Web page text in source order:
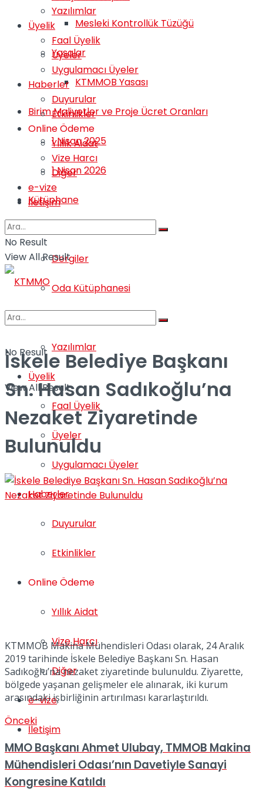
Mesleki Kontrollük Tüzüğü
Yasalar
KTMMOB Yasası
Birim Maliyetler ve Proje Ücret Oranları
1 Nisan 2025
1 Nisan 2026
Kütüphane
Dergiler
Oda Kütüphanesi
Yazılımlar
Üyelik
Faal Üyelik
Üyeler
Uygulamacı Üyeler
Haberler
Duyurular
Etkinlikler
Online Ödeme
Yıllık Aidat
Vize Harcı
Diğer
e-vize
İletişim
Yazılımlar
Üyelik
Faal Üyelik
Üyeler
Uygulamacı Üyeler
Haberler
Duyurular
Etkinlikler
Online Ödeme
Yıllık Aidat
Vize Harcı
Diğer
e-vize
İletişim
No Result
View All Result
No Result
View All Result
İskele Belediye Başkanı
Sn. Hasan Sadıkoğlu’na
Nezaket Ziyaretinde
Bulunuldu
KTMMOB Makina Mühendisleri Odası olarak, 24 Aralık
2019 tarihinde İskele Belediye Başkanı Sn. Hasan
Sadıkoğlu’na nezaket ziyaretinde bulunuldu. Ziyarette,
bölgede yaşanan gelişmeler ele alınarak, iki kurum
arasındaki işbirliğinin artırılması kararlaştırıldı.
Önceki
MMO Başkanı Ahmet Ulubay, TMMOB Makina
Mühendisleri Odası’nın Davetiyle Sanayi
Kongresine Katıldı